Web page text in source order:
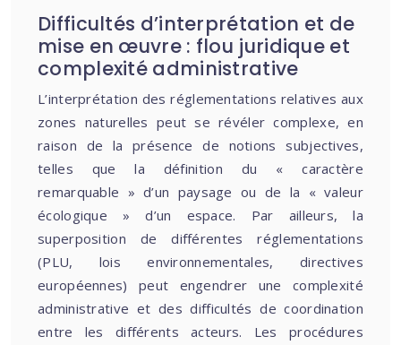
Difficultés d’interprétation et de
mise en œuvre : flou juridique et
complexité administrative
L’interprétation des réglementations relatives aux
zones naturelles peut se révéler complexe, en
raison de la présence de notions subjectives,
telles que la définition du « caractère
remarquable » d’un paysage ou de la « valeur
écologique » d’un espace. Par ailleurs, la
superposition de différentes réglementations
(PLU, lois environnementales, directives
européennes) peut engendrer une complexité
administrative et des difficultés de coordination
entre les différents acteurs. Les procédures